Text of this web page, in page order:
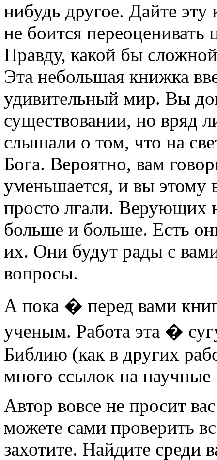
нибудь другое. Дайте эту
не боится переоценивать
Правду, какой бы
Эта небольшая книжка
удивительный мир. Вы
существовании, но вряд
слышали о том, что на
Бога. Вероятно, вам
уменьшается, и вы
просто лгали. Верующих
больше и больше. Есть
их. Они будут рады с
вопросы.
А пока � перед вами
ученым. Работа эта �
Библию (как в других
много ссылок на научные
Автор вовсе не просит
можете сами проверить
захотите. Найдите среди